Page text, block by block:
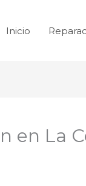
Inicio
en La